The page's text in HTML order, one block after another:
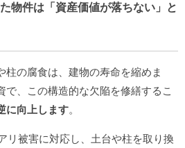
物件は「資産価値が落ちない」と
柱の腐食は、建物の寿命を縮めま
で、この構造的な欠陥を修繕するこ
に向上します。
リ被害に対応し、土台や柱を取り換